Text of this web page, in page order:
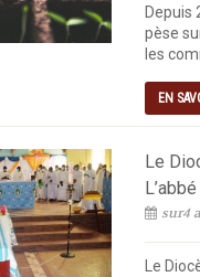
Depuis
pèse
les
EN
Le
sur4
Le